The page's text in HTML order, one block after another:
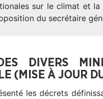
sur le climat et
du secrétaire
DIVERS
(MISE À JOUR
les décrets